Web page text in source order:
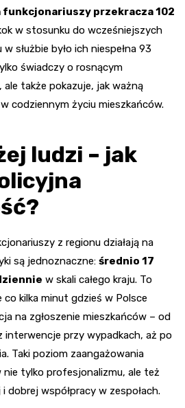
przekracza 102
w stosunku do wcześniejszych
służbie było ich niespełna 93
świadczy o rosnącym
ale także pokazuje, jak ważną
codziennym życiu mieszkańców.
ludzi – jak
z regionu działają na
są jednoznaczne: średnio 17
w skali całego kraju. To
kilka minut gdzieś w Polsce
na zgłoszenie mieszkańców – od
interwencje przy wypadkach, aż po
Taki poziom zaangażowania
tylko profesjonalizmu, ale też
dobrej współpracy w zespołach.